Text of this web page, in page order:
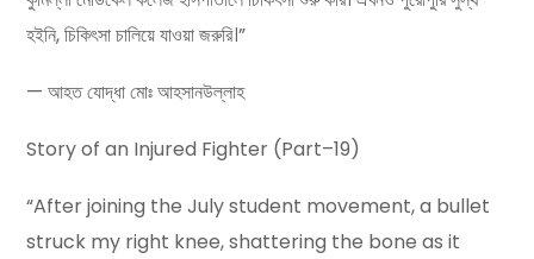
হইনি, চিকিৎসা চালিয়ে যাওয়া জরুরি।”
— আহত যোদ্ধা মোঃ আহসানউল্লাহ
Story of an Injured Fighter (Part–19)
“After joining the July student movement, a bullet
struck my right knee, shattering the bone as it